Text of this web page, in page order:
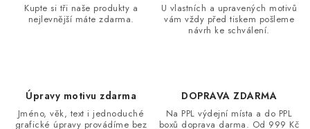
Kupte si tři naše produkty a
nejlevnější máte zdarma.
U vlastních a upravených motivů
vám vždy před tiskem pošleme
návrh ke schválení.
Úpravy motivu zdarma
Jméno, věk, text i jednoduché
grafické úpravy provádíme bez
DOPRAVA ZDARMA
Na PPL výdejní místa a do PPL
boxů doprava darma. Od 999 Kč